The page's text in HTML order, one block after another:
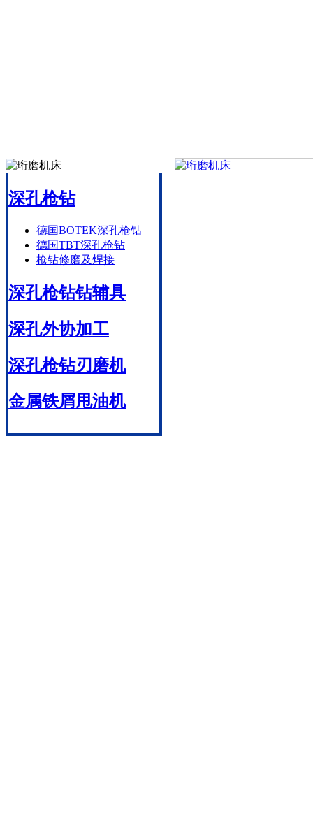
深孔枪钻
德国BOTEK深孔枪钻
德国TBT深孔枪钻
枪钻修磨及焊接
深孔枪钻钻辅具
深孔外协加工
深孔枪钻刃磨机
金属铁屑甩油机